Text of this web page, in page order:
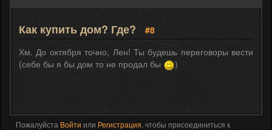
Как купить дом? Где?
#8
Хм. До октября точно, Лен! Ты будешь переговоры вести
(себе бы я бы дом то не продал бы
)
Пожалуйста Войти или Регистрация, чтобы присоединиться к